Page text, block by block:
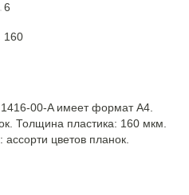
6
160
00-A имеет формат А4.
Толщина пластика: 160 мкм.
цветов планок.